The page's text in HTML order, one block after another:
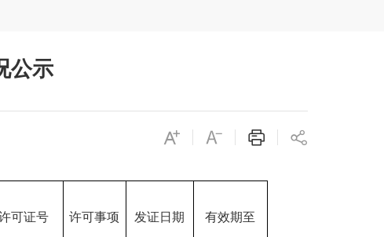
公示
可证号 许可事项 发证日期 有效期至